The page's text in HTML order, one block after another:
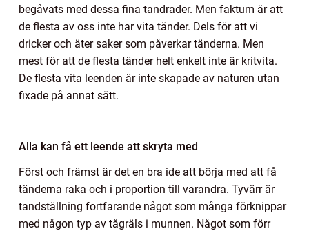
begåvats med dessa fina tandrader. Men faktum är att
de flesta av oss inte har vita tänder. Dels för att vi
dricker och äter saker som påverkar tänderna. Men
mest för att de flesta tänder helt enkelt inte är kritvita.
De flesta vita leenden är inte skapade av naturen utan
fixade på annat sätt.
Alla kan få ett leende att skryta med
Först och främst är det en bra ide att börja med att få
tänderna raka och i proportion till varandra. Tyvärr är
tandställning fortfarande något som många förknippar
med någon typ av tågräls i munnen. Något som förr